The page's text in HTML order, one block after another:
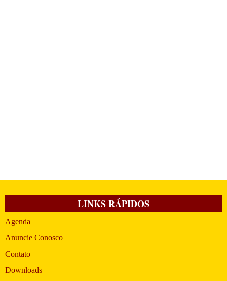
LINKS RÁPIDOS
Agenda
Anuncie Conosco
Contato
Downloads